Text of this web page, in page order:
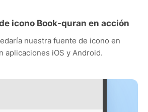
icono Book-quran en acción
nuestra fuente de icono en
aplicaciones iOS y Android.